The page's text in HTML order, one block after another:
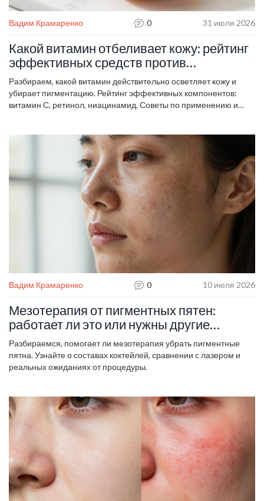
Вадим Крамаренко 0 31 июля 2026
Какой витамин отбеливает кожу: рейтинг
эффективных средств против
пигментации
Разбираем, какой витамин действительно осветляет кожу и
убирает пигментацию. Рейтинг эффективных компонентов:
витамин С, ретинол, ниацинамид. Советы по применению и
Вадим Крамаренко 0 10 июля 2026
Мезотерапия от пигментных пятен:
работает ли это или нужны другие
методы?
Разбираемся, помогает ли мезотерапия убрать пигментные
пятна. Узнайте о составах коктейлей, сравнении с лазером и
реальных ожиданиях от процедуры.